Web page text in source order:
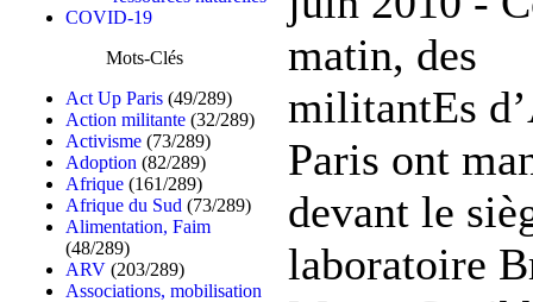
COVID-19
Mots-Clés
Act Up Paris (49/289)
Action militante (32/289)
Activisme (73/289)
Adoption (82/289)
Afrique (161/289)
Afrique du Sud (73/289)
Alimentation, Faim
(48/289)
ARV (203/289)
Associations, mobilisation
matin, des
militantEs
Paris ont
devant le
laboratoire